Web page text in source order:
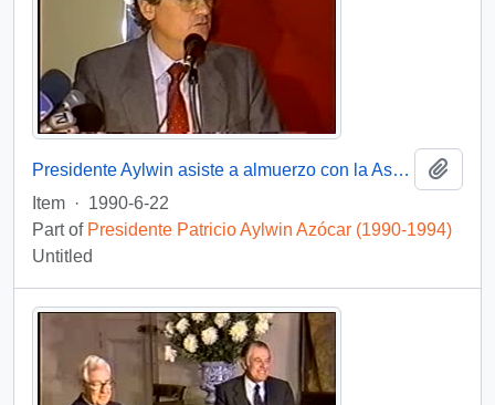
Presidente Aylwin asiste a almuerzo con la Asociación de Exportadores : video
Item · 1990-6-22
Part of Presidente Patricio Aylwin Azócar (1990-1994)
Untitled